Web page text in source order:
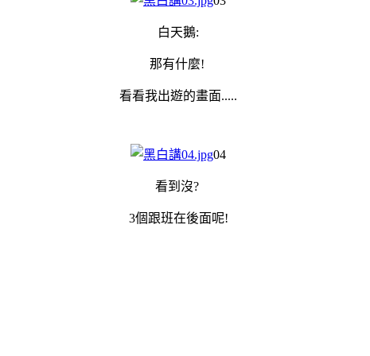
白天鵝:
那有什麼!
看看我出遊的畫面.....
04
看到沒?
3個跟班在後面呢!